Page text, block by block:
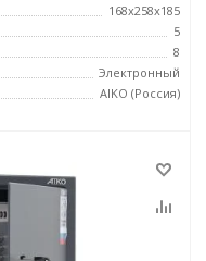
168x258x185
5
8
Электронный
AIKO (Россия)